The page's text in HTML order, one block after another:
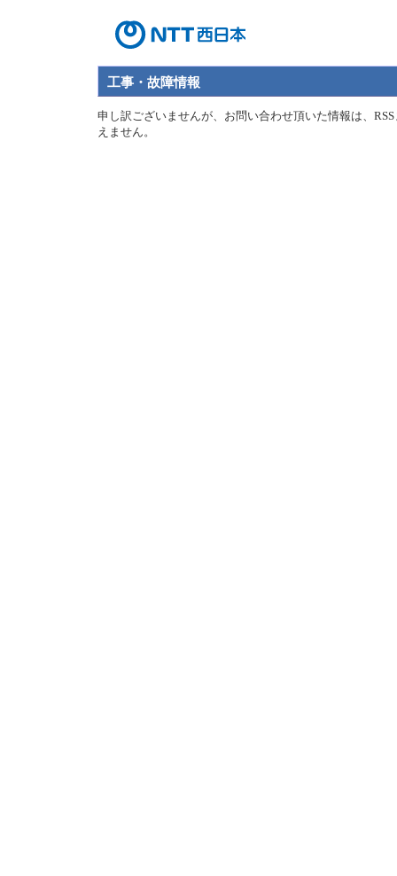
工事・故障情報
申し訳ございませんが、お問い合わせ頂いた情報は、
えません。